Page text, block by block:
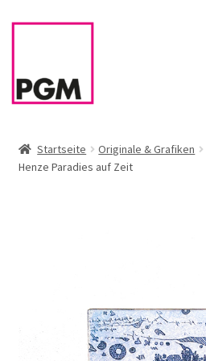
Zur
Zum
News
Startseite Originale & Grafiken
Henze Paradies auf Zeit